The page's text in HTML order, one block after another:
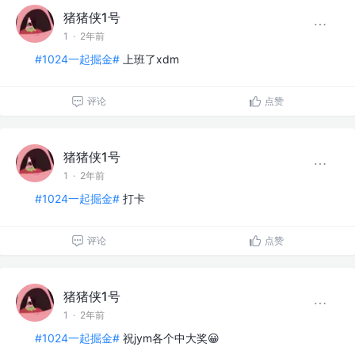
猪猪侠1号
1 · 2年前
#1024一起掘金# 上班了xdm
评论 点赞
猪猪侠1号
1 · 2年前
#1024一起掘金# 打卡
评论 点赞
猪猪侠1号
1 · 2年前
#1024一起掘金# 祝jym各个中大奖😀